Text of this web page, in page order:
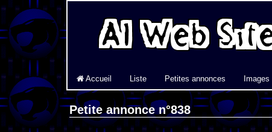
Accueil Liste Petites annonces Images
Petite annonce n°838